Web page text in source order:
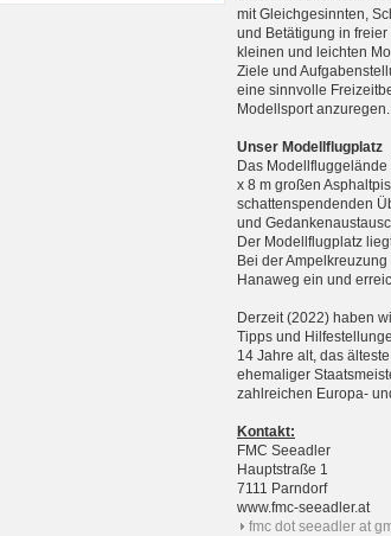
mit Gleichgesinnten,
und Betätigung in
kleinen und leichten
Ziele und
eine sinnvolle
Modellsport anzuregen.
Unser Modellflugplatz
Das
x 8 m großen
schattenspendenden
und
Der Modellflugplatz
Bei der
Hanaweg ein und
Derzeit (2022) haben
Tipps und
14 Jahre alt, das
ehemaliger
zahlreichen Europa-
Kontakt:
FMC Seeadler
Hauptstraße 1
7111 Parndorf
www.fmc-seeadler.at
fmc dot seeadler at